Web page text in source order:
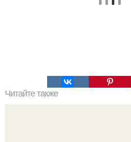
Читайте также